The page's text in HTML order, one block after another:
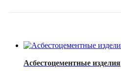
Асбестоцементные изделия